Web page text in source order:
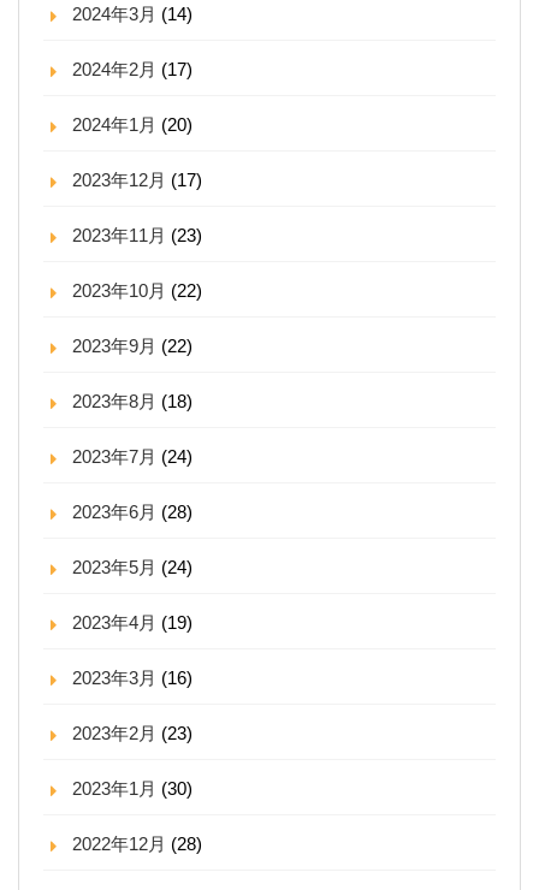
2024年3月 (14)
2024年2月 (17)
2024年1月 (20)
2023年12月 (17)
2023年11月 (23)
2023年10月 (22)
2023年9月 (22)
2023年8月 (18)
2023年7月 (24)
2023年6月 (28)
2023年5月 (24)
2023年4月 (19)
2023年3月 (16)
2023年2月 (23)
2023年1月 (30)
2022年12月 (28)